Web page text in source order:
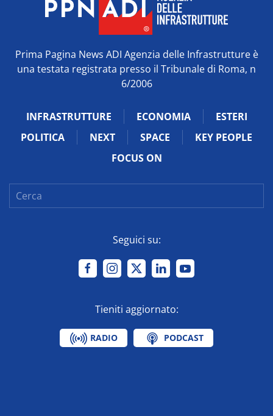
Prima Pagina News ADI Agenzia delle Infrastrutture è
una testata registrata presso il Tribunale di Roma, n
6/2006
INFRASTRUTTURE ECONOMIA
ESTERI
POLITICA
NEXT SPACE
KEY PEOPLE
FOCUS ON
Seguici su:
Tieniti aggiornato:
RADIO PODCAST